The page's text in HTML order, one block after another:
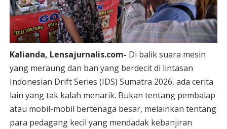
Kalianda, Lensajurnalis.com- Di balik suara mesin
yang meraung dan ban yang berdecit di lintasan
Indonesian Drift Series (IDS) Sumatra 2026, ada cerita
lain yang tak kalah menarik. Bukan tentang pembalap
atau mobil-mobil bertenaga besar, melainkan tentang
para pedagang kecil yang mendadak kebanjiran